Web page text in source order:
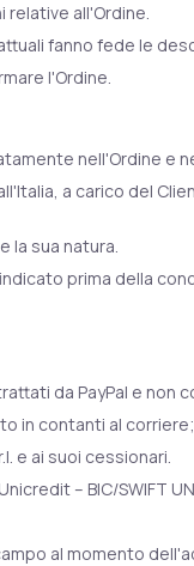
relative all'Ordine.
fanno fede le
l'Ordine.
nell'Ordine e
a carico del
la sua natura.
prima della
da PayPal e non
in contanti al
e ai suoi cessionari.
– BIC/
al momento